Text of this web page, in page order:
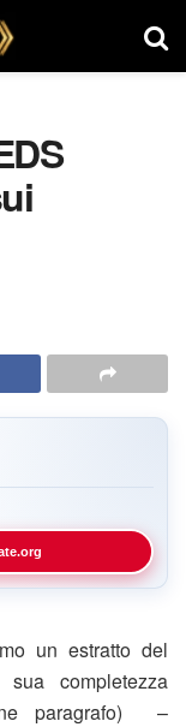
un estratto del
completezza
paragrafo) –